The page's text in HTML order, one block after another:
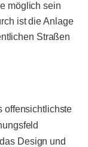
möglich sein
ist die Anlage
Straßen
offensichtlichste
Design und